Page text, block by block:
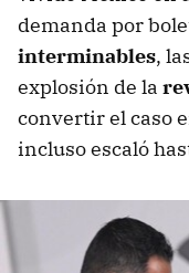
demanda por
interminables,
explosión de la
convertir el caso
incluso escaló